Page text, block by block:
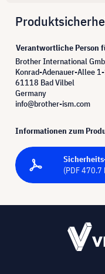
Verantwortliche Person
Brother International
Konrad-Adenauer-Allee
61118 Bad Vilbel
Germany
info@brother-ism.com
Informationen zum
(PDF 470.7